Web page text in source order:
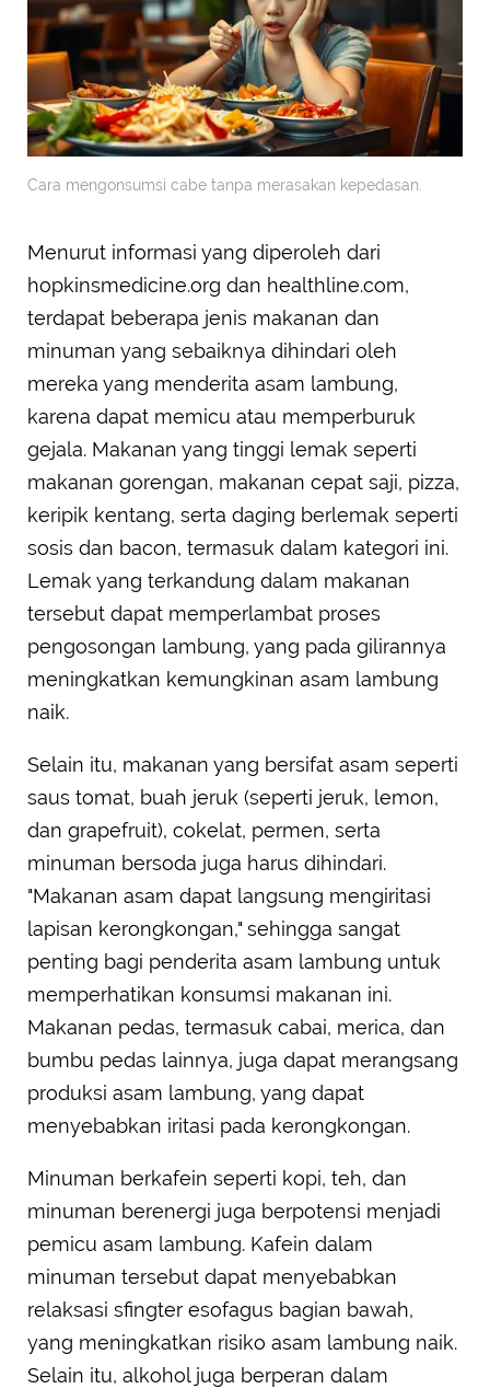
Cara mengonsumsi cabe tanpa merasakan kepedasan.
Menurut informasi yang diperoleh dari
hopkinsmedicine.org dan healthline.com,
terdapat beberapa jenis makanan dan
minuman yang sebaiknya dihindari oleh
mereka yang menderita asam lambung,
karena dapat memicu atau memperburuk
gejala. Makanan yang tinggi lemak seperti
makanan gorengan, makanan cepat saji, pizza,
keripik kentang, serta daging berlemak seperti
sosis dan bacon, termasuk dalam kategori ini.
Lemak yang terkandung dalam makanan
tersebut dapat memperlambat proses
pengosongan lambung, yang pada gilirannya
meningkatkan kemungkinan asam lambung
naik.
Selain itu, makanan yang bersifat asam seperti
saus tomat, buah jeruk (seperti jeruk, lemon,
dan grapefruit), cokelat, permen, serta
minuman bersoda juga harus dihindari.
"Makanan asam dapat langsung mengiritasi
lapisan kerongkongan," sehingga sangat
penting bagi penderita asam lambung untuk
memperhatikan konsumsi makanan ini.
Makanan pedas, termasuk cabai, merica, dan
bumbu pedas lainnya, juga dapat merangsang
produksi asam lambung, yang dapat
menyebabkan iritasi pada kerongkongan.
Minuman berkafein seperti kopi, teh, dan
minuman berenergi juga berpotensi menjadi
pemicu asam lambung. Kafein dalam
minuman tersebut dapat menyebabkan
relaksasi sfingter esofagus bagian bawah,
yang meningkatkan risiko asam lambung naik.
Selain itu, alkohol juga berperan dalam